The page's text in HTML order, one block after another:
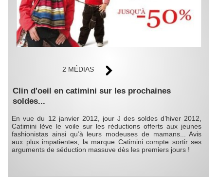
2 MÉDIAS
Clin d'oeil en catimini sur les prochaines
soldes...
En vue du 12 janvier 2012, jour J des soldes d’hiver 2012,
Catimini lève le voile sur les réductions offerts aux jeunes
fashionistas ainsi qu’à leurs modeuses de mamans... Avis
aux plus impatientes, la marque Catimini compte sortir ses
arguments de séduction massuve dès les premiers jours !